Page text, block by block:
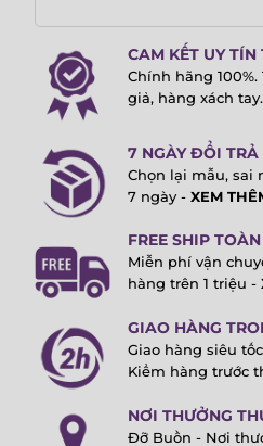
CAM KẾT UY TÍN
Chính hãng 100%.
giả, hàng xách tay.
7 NGÀY ĐỔI TRẢ
Chọn lại mẫu, sai
7 ngày - XEM
FREE SHIP
Miễn phí vận
hàng trên 1 triệu -
GIAO HÀNG
Giao hàng siêu
Kiểm hàng trước
NƠI THƯỞNG
Đỡ Buồn - Nơi